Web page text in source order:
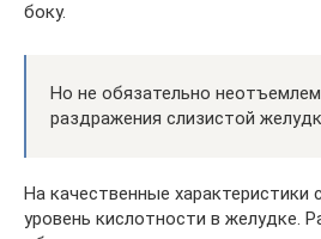
боку.
Но не обязательно
раздражения слизистой
На качественные характеристики
уровень кислотности в желудке.